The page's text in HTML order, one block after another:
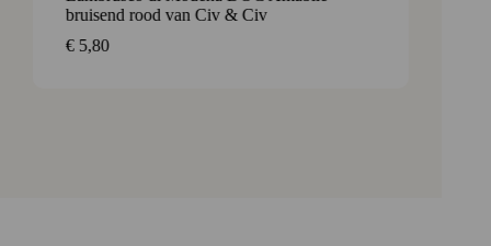
bruisend rood van Civ & Civ
€ 5,80